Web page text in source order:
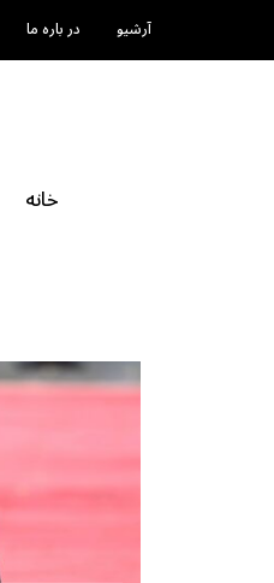
آرشیو در باره ما
خانه